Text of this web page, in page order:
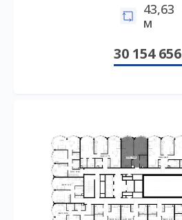
43,63
м
30 154 656